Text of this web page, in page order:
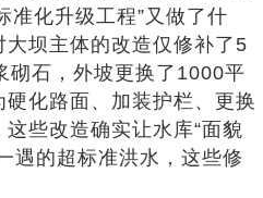
准化升级工程”又做了什
坝主体的改造仅修补了5
砌石，外坡更换了1000平
化路面、加装护栏、更换
些改造确实让水库“面貌
遇的超标准洪水，这些修